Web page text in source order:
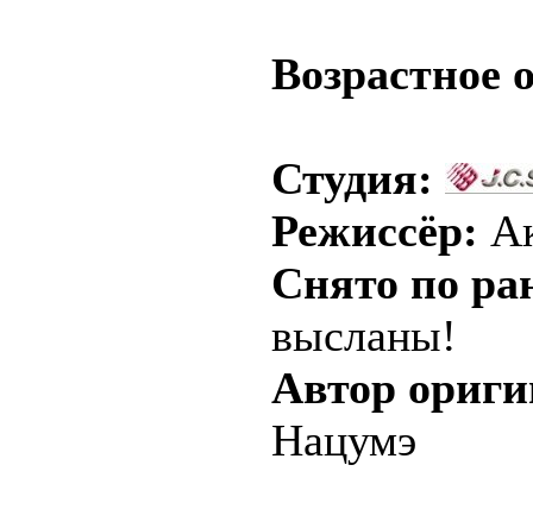
Возрастное
Студия:
Режиссёр:
Снято по
высланы!
Автор
Нацумэ